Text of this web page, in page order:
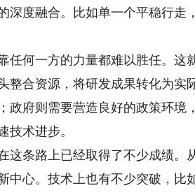
深度融合。比如单一个平稳行走
何一方的力量都难以胜任。这
整合资源，将研发成果转化为实
政府则需要营造良好的政策环境
技术进步。
条路上已经取得了不少成绩。
中心。技术上也有不少突破，比